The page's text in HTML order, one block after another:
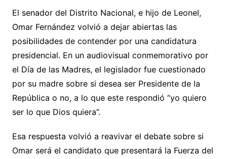
El senador del Distrito Nacional, e hijo de Leonel,
Omar Fernández volvió a dejar abiertas las
posibilidades de contender por una candidatura
presidencial. En un audiovisual conmemorativo por
el Día de las Madres, el legislador fue cuestionado
por su madre sobre si desea ser Presidente de la
República o no, a lo que este respondió “yo quiero
ser lo que Dios quiera”.
Esa respuesta volvió a reavivar el debate sobre si
Omar será el candidato que presentará la Fuerza del